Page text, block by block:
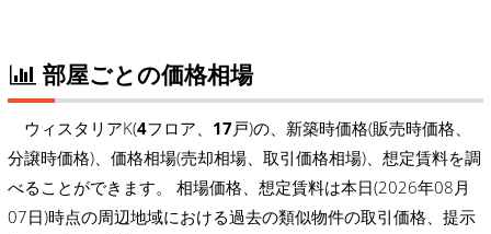
部屋ごとの価格相場
ウィスタリアK(4フロア、 17戸)の、新築時価格(販売時価格、
分譲時価格)、価格相場(売却相場、取引価格相場)、想定賃料を調
べることができます。 相場価格、想定賃料は本日(2026年08月
07日)時点の周辺地域における過去の類似物件の取引価格、提示